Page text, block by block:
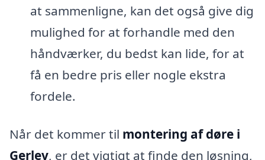
at sammenligne, kan det også give dig
mulighed for at forhandle med den
håndværker, du bedst kan lide, for at
få en bedre pris eller nogle ekstra
fordele.
Når det kommer til montering af døre i
Gerlev, er det vigtigt at finde den løsning,